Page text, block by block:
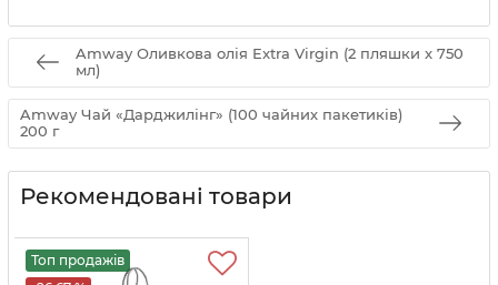
Amway Оливкова олія Extra Virgin (2 пляшки x 750
мл)
Amway Чай «Дарджилінг» (100 чайних пакетиків)
200 г
Рекомендовані товари
Топ продажів